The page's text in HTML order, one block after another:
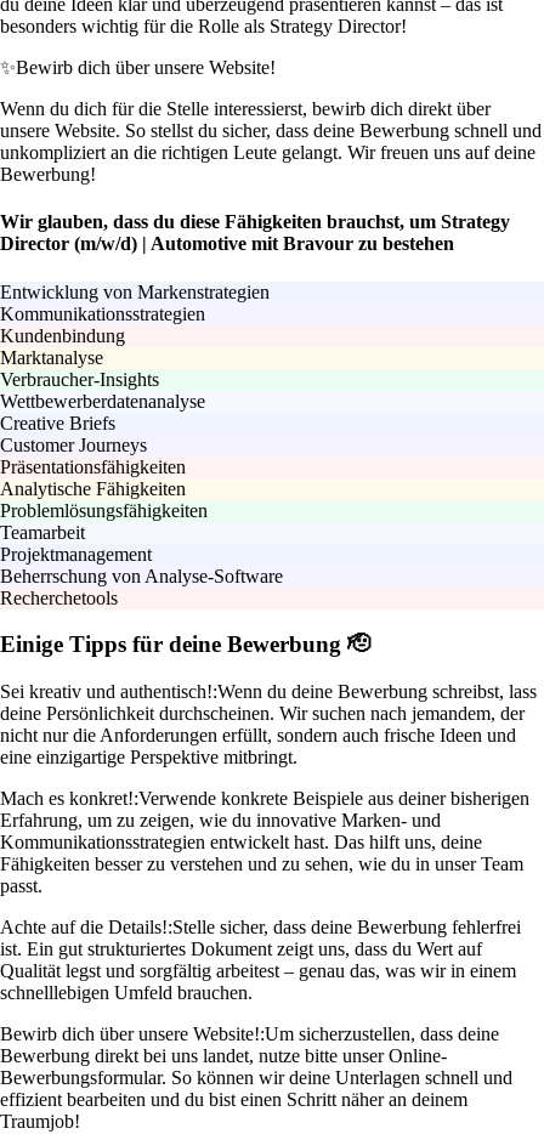
du deine Ideen klar und überzeugend präsentieren kannst – das ist
besonders wichtig für die Rolle als Strategy Director!
✨Bewirb dich über unsere Website!
Wenn du dich für die Stelle interessierst, bewirb dich direkt über
unsere Website. So stellst du sicher, dass deine Bewerbung schnell und
unkompliziert an die richtigen Leute gelangt. Wir freuen uns auf deine
Bewerbung!
Wir glauben, dass du diese Fähigkeiten brauchst, um Strategy
Director (m/w/d) | Automotive mit Bravour zu bestehen
Entwicklung von Markenstrategien
Kommunikationsstrategien
Kundenbindung
Marktanalyse
Verbraucher-Insights
Wettbewerberdatenanalyse
Creative Briefs
Customer Journeys
Präsentationsfähigkeiten
Analytische Fähigkeiten
Problemlösungsfähigkeiten
Teamarbeit
Projektmanagement
Beherrschung von Analyse-Software
Recherchetools
Einige Tipps für deine Bewerbung 🫡
Sei kreativ und authentisch!:Wenn du deine Bewerbung schreibst, lass
deine Persönlichkeit durchscheinen. Wir suchen nach jemandem, der
nicht nur die Anforderungen erfüllt, sondern auch frische Ideen und
eine einzigartige Perspektive mitbringt.
Mach es konkret!:Verwende konkrete Beispiele aus deiner bisherigen
Erfahrung, um zu zeigen, wie du innovative Marken- und
Kommunikationsstrategien entwickelt hast. Das hilft uns, deine
Fähigkeiten besser zu verstehen und zu sehen, wie du in unser Team
passt.
Achte auf die Details!:Stelle sicher, dass deine Bewerbung fehlerfrei
ist. Ein gut strukturiertes Dokument zeigt uns, dass du Wert auf
Qualität legst und sorgfältig arbeitest – genau das, was wir in einem
schnelllebigen Umfeld brauchen.
Bewirb dich über unsere Website!:Um sicherzustellen, dass deine
Bewerbung direkt bei uns landet, nutze bitte unser Online-
Bewerbungsformular. So können wir deine Unterlagen schnell und
effizient bearbeiten und du bist einen Schritt näher an deinem
Traumjob!